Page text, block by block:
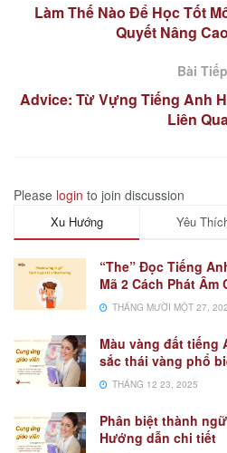
Làm Thế Nào Để Học Tốt
Quyết Nâng
Bài Tiếp
Advice: Từ Vựng Tiếng Anh
Liên
Please login to join discussion
Xu Hướng Yêu
“The” Đọc Tiếng
Mã 2 Cách Phát Âm
THÁNG MƯỜI MỘT 27,
Màu vàng đất tiếng
sắc thái vàng phổ
THÁNG 12 23, 2025
Phân biệt thành
Hướng dẫn chi tiết